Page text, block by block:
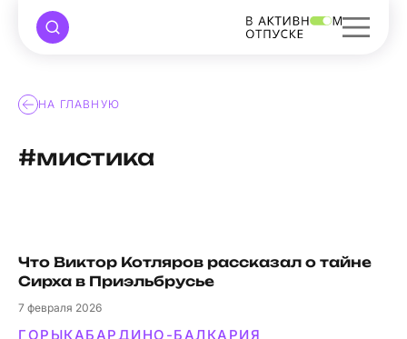
НА ГЛАВНУЮ
#мистика
Что Виктор Котляров рассказал о тайне
Сирха в Приэльбрусье
7 февраля 2026
ГОРЫКАБАРДИНО-БАЛКАРИЯ